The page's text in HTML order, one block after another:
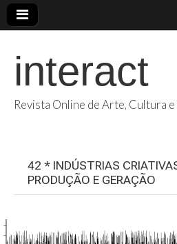
interact
Revista Online de Arte, Cultura
42 * INDÚSTRIAS
PRODUÇÃO E GERAÇÃO